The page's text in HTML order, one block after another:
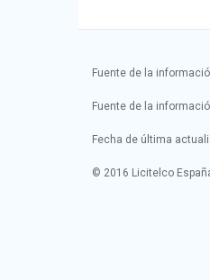
Fuente de la
Fuente de la
Fecha de última
© 2016 Licitelco